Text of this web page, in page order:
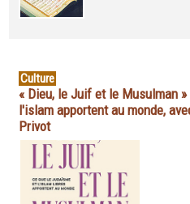
Culture
« Dieu, le Juif et le Musulman
l'islam apportent au monde,
Privot